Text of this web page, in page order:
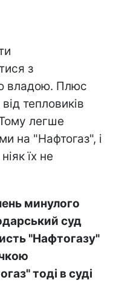
з
владою. Плюс
тепловиків
легше
на "Нафтогаз", і
їх не
минулого
суд
"Нафтогазу"
тоді в суді